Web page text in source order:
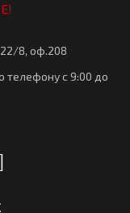
8, оф.208
телефону с 9:00 до